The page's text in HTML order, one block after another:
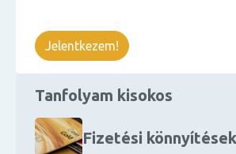
Tanfolyam kisokos
Fizetési könnyítések
Jelentkezem!